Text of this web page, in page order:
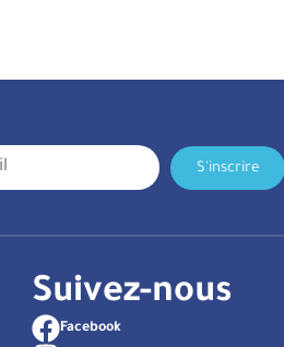
S'inscrire
Suivez-nous
Facebook